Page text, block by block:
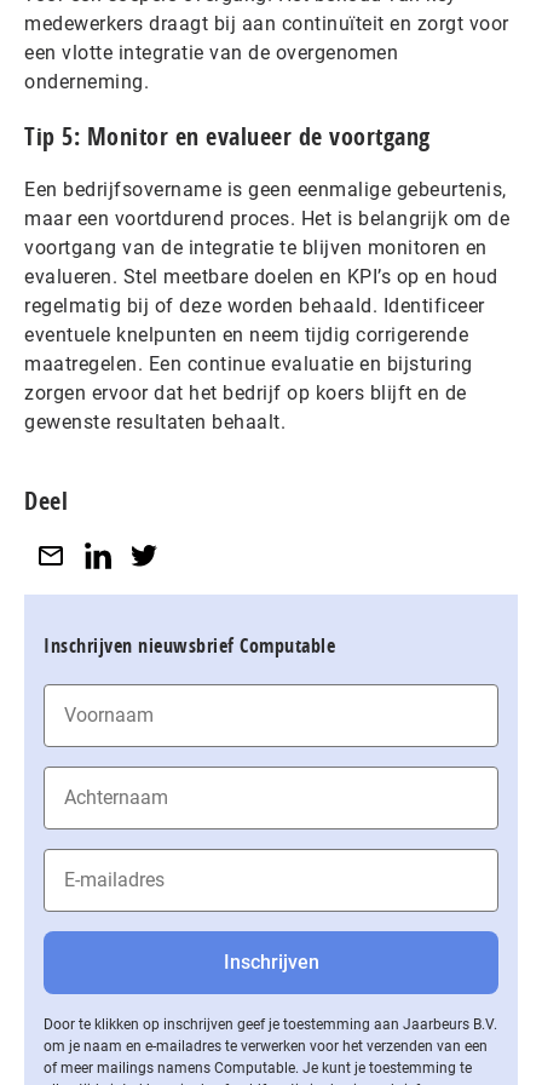
medewerkers draagt bij aan continuïteit en zorgt voor
een vlotte integratie van de overgenomen
onderneming.
Tip 5: Monitor en evalueer de voortgang
Een bedrijfsovername is geen eenmalige gebeurtenis,
maar een voortdurend proces. Het is belangrijk om de
voortgang van de integratie te blijven monitoren en
evalueren. Stel meetbare doelen en KPI’s op en houd
regelmatig bij of deze worden behaald. Identificeer
eventuele knelpunten en neem tijdig corrigerende
maatregelen. Een continue evaluatie en bijsturing
zorgen ervoor dat het bedrijf op koers blijft en de
gewenste resultaten behaalt.
Deel
Inschrijven nieuwsbrief Computable
Door te klikken op inschrijven geef je toestemming aan Jaarbeurs B.V.
om je naam en e-mailadres te verwerken voor het verzenden van een
of meer mailings namens Computable. Je kunt je toestemming te